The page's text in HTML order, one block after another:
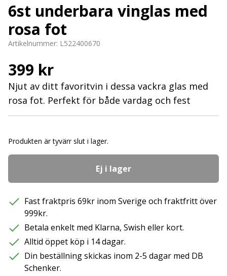
6st underbara vinglas med
rosa fot
Artikelnummer: L522400670
399 kr
Njut av ditt favoritvin i dessa vackra glas med
rosa fot. Perfekt för både vardag och fest
Produkten är tyvärr slut i lager.
Ej i lager
Fast fraktpris 69kr inom Sverige och fraktfritt över
999kr.
Betala enkelt med Klarna, Swish eller kort.
Alltid öppet köp i 14 dagar.
Din beställning skickas inom 2-5 dagar med DB
Schenker.